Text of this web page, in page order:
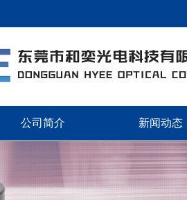
公司简介 新闻动态